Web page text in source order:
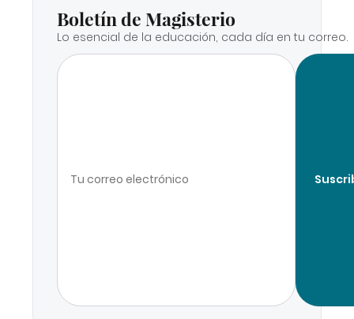
Boletín de Magisterio
Lo esencial de la educación, cada día en tu correo.